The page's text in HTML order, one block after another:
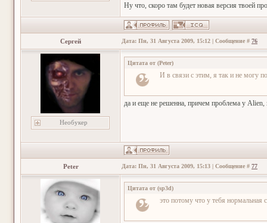
Ну что, скоро там будет новая версия твоей
Сергей Дата: Пн, 31 Августа 2009, 15:12 | Сообщение # 76
Необукер
Цитата от (Peter)
И в связи с этим, я так и не могу
да и еще не решенна, причем проблема у Alien,
Peter Дата: Пн, 31 Августа 2009, 15:13 | Сообщение # 77
Цитата от (sp3d)
это потому что у тебя нормальная